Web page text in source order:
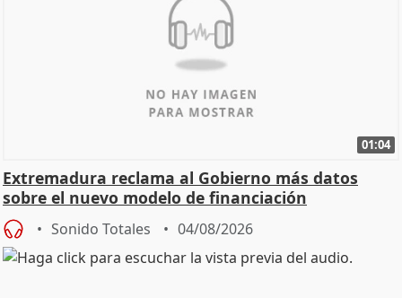
01:04
Extremadura reclama al Gobierno más datos
sobre el nuevo modelo de financiación
Sonido Totales 04/08/2026